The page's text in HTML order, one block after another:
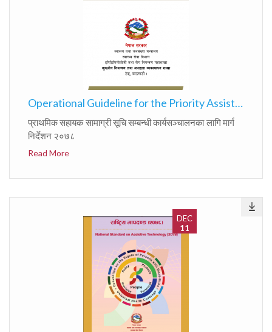
Operational Guideline for the Priority Assistive Product List
प्राथमिक सहायक सामाग्री सूचि सम्बन्धी कार्यसञ्चालनका लागि मार्ग
निर्देशन २०७८
Read More
DEC
11